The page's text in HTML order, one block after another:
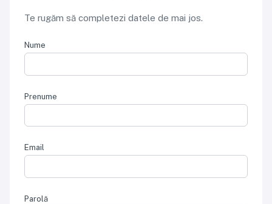
Te rugăm să completezi datele de mai jos.
Nume
Prenume
Email
Parolă